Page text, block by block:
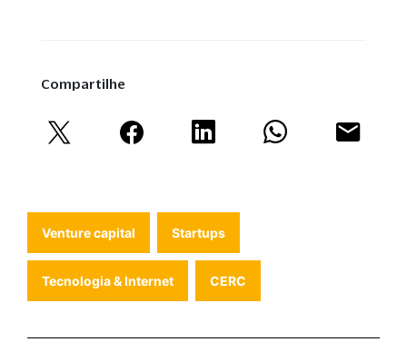
Compartilhe
Venture capital Startups
Tecnologia & Internet CERC